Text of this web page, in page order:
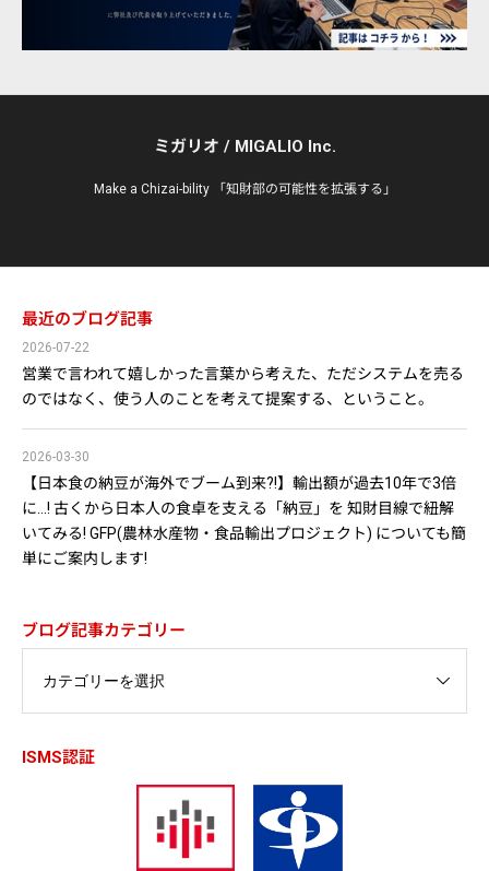
ミガリオ / MIGALIO Inc.
Make a Chizai-bility 「知財部の可能性を拡張する」
最近のブログ記事
営業で言われて嬉しかった言葉から考えた、ただシステムを売る
のではなく、使う人のことを考えて提案する、ということ。
2026-07-22
【日本食の納豆が海外でブーム到来?!】輸出額が過去10年で3倍
に…! 古くから日本人の食卓を支える「納豆」を 知財目線で紐解
いてみる! GFP(農林水産物・食品輸出プロジェクト) についても簡
単にご案内します!
2026-03-30
ブログ記事カテゴリー
ISMS認証